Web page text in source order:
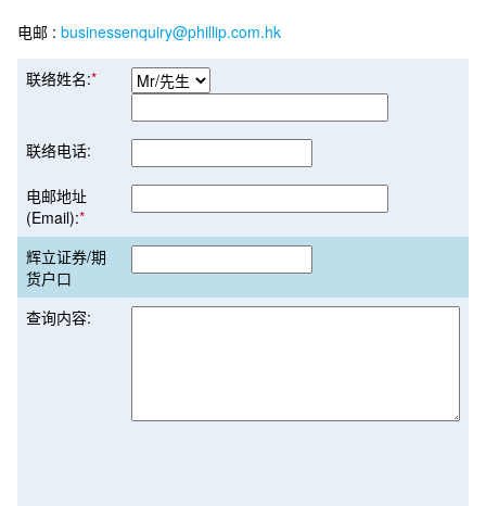
电邮 : businessenquiry@phillip.com.hk
联络姓名:*
联络电话:
电邮地址
(Email):*
辉立证券/期
货户口
查询内容: